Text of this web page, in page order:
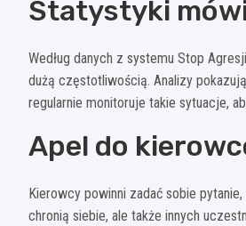
Statystyki
Według danych z systemu Stop
dużą częstotliwością. Analizy
regularnie monitoruje takie sytuacje,
Apel do
Kierowcy powinni zadać sobie
chronią siebie, ale także innych